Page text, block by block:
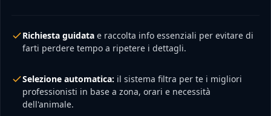
Richiesta guidata e raccolta info essenziali per evitare di
farti perdere tempo a ripetere i dettagli.
Selezione automatica: il sistema filtra per te i migliori
professionisti in base a zona, orari e necessità
dell'animale.